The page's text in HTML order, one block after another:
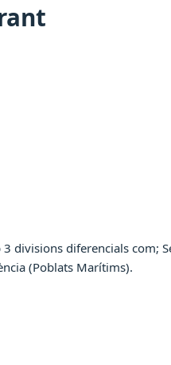
divisions diferencials com;
(Poblats Marítims).